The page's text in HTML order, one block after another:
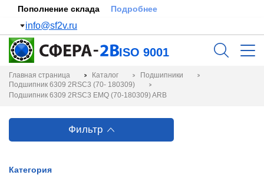
Пополнение склада Подробнее
info@sf2v.ru
ISO 9001
Главная страница Каталог
Подшипники
Подшипник 6309 2RSC3 (70- 180309)
Подшипник 6309 2RSC3 EMQ (70-180309) ARB
Фильтр
Категория